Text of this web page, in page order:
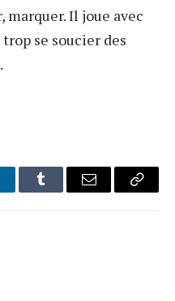
Il joue avec
se soucier des
Tumblr Email
Copy